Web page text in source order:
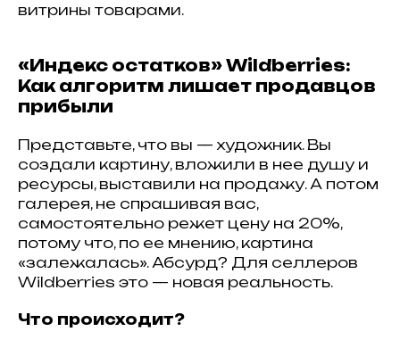
витрины товарами.
«Индекс остатков» Wildberries:
Как алгоритм лишает продавцов
прибыли
Представьте, что вы — художник. Вы
создали картину, вложили в нее душу и
ресурсы, выставили на продажу. А потом
галерея, не спрашивая вас,
самостоятельно режет цену на 20%,
потому что, по ее мнению, картина
«залежалась». Абсурд? Для селлеров
Wildberries это — новая реальность.
Что происходит?